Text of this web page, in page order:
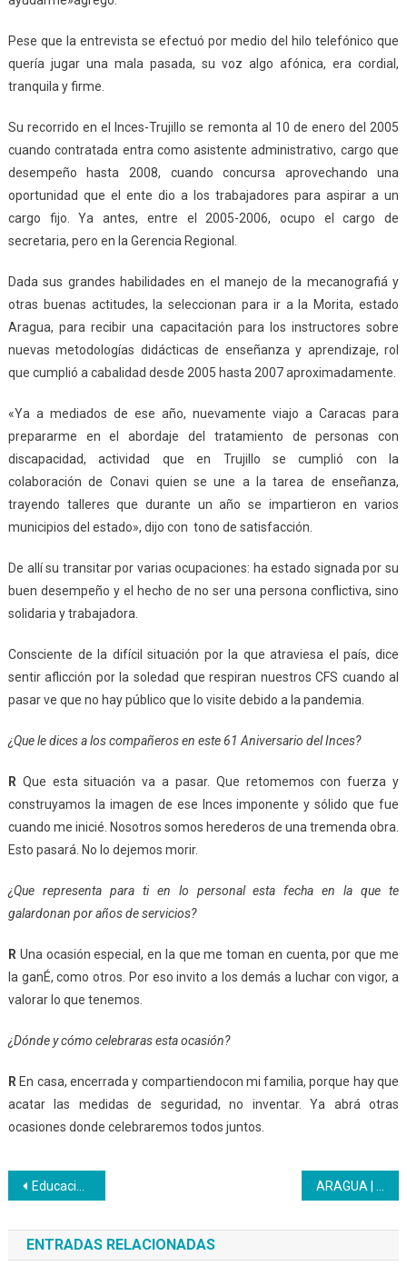
Pese que la entrevista se efectuó por medio del hilo telefónico que
quería jugar una mala pasada, su voz algo afónica, era cordial,
tranquila y firme.
Su recorrido en el Inces-Trujillo se remonta al 10 de enero del 2005
cuando contratada entra como asistente administrativo, cargo que
desempeño hasta 2008, cuando concursa aprovechando una
oportunidad que el ente dio a los trabajadores para aspirar a un
cargo fijo. Ya antes, entre el 2005-2006, ocupo el cargo de
secretaria, pero en la Gerencia Regional.
Dada sus grandes habilidades en el manejo de la mecanografiá y
otras buenas actitudes, la seleccionan para ir a la Morita, estado
Aragua, para recibir una capacitación para los instructores sobre
nuevas metodologías didácticas de enseñanza y aprendizaje, rol
que cumplió a cabalidad desde 2005 hasta 2007 aproximadamente.
«Ya a mediados de ese año, nuevamente viajo a Caracas para
prepararme en el abordaje del tratamiento de personas con
discapacidad, actividad que en Trujillo se cumplió con la
colaboración de Conavi quien se une a la tarea de enseñanza,
trayendo talleres que durante un año se impartieron en varios
municipios del estado», dijo con tono de satisfacción.
De allí su transitar por varias ocupaciones: ha estado signada por su
buen desempeño y el hecho de no ser una persona conflictiva, sino
solidaria y trabajadora.
Consciente de la difícil situación por la que atraviesa el país, dice
sentir aflicción por la soledad que respiran nuestros CFS cuando al
pasar ve que no hay público que lo visite debido a la pandemia.
¿Que le dices a los compañeros en este 61 Aniversario del Inces?
R Que esta situación va a pasar. Que retomemos con fuerza y
construyamos la imagen de ese Inces imponente y sólido que fue
cuando me inicié. Nosotros somos herederos de una tremenda obra.
Esto pasará. No lo dejemos morir.
¿Que representa para ti en lo personal esta fecha en la que te
galardonan por años de servicios?
R Una ocasión especial, en la que me toman en cuenta, por que me
la ganÉ, como otros. Por eso invito a los demás a luchar con vigor, a
valorar lo que tenemos.
¿Dónde y cómo celebraras esta ocasión?
R En casa, encerrada y compartiendocon mi familia, porque hay que
acatar las medidas de seguridad, no inventar. Ya abrá otras
ocasiones donde celebraremos todos juntos.
Navegación
de
entradas
Educación y trabajo fueron los protagonistas en la clausura del II Congreso Pedagógico Inces 2020
ENTRADAS RELACIONADAS